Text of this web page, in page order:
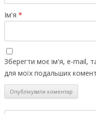
Ім'я *
Зберегти моє ім'я, e-mail,
для моїх подальших